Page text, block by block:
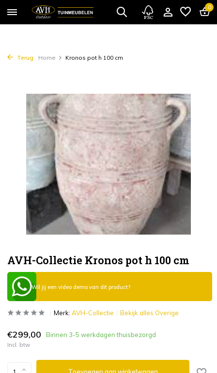
0
Terug Home Kronos pot h 100 cm
AVH-Collectie Kronos pot h 100 cm
Wil jij een video demo van dit product?
Merk: AVH-Collectie Bekijk alles Overige
€299,00 Binnen 3-5 werkdagen thuisbezorgd
Incl. btw